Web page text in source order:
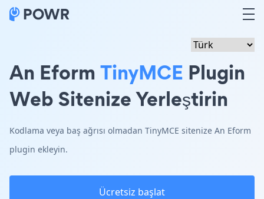
An Eform TinyMCE Plugin
Web Sitenize Yerleştirin
Kodlama veya baş ağrısı olmadan TinyMCE sitenize An Eform
plugin ekleyin.
Ücretsiz başlat